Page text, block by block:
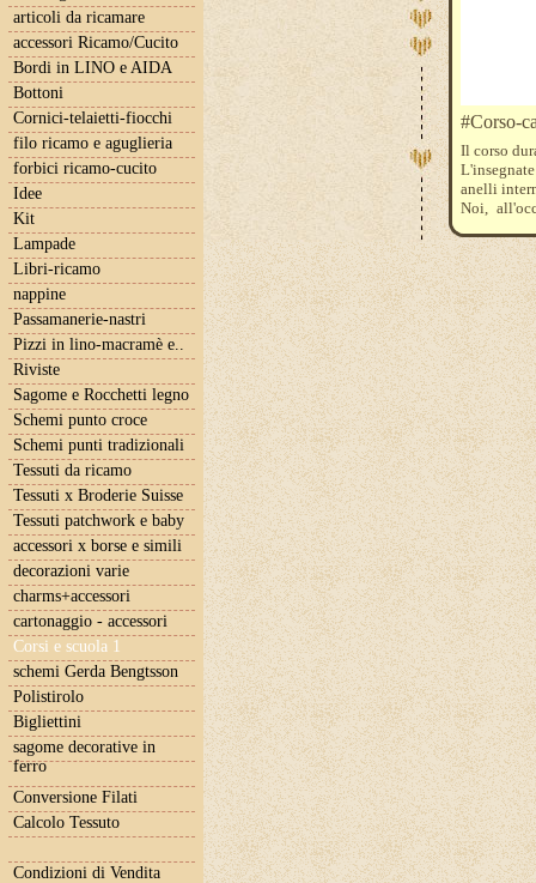
articoli da ricamare
accessori Ricamo/Cucito
Bordi in LINO e AIDA
Bottoni
Cornici-telaietti-fiocchi
filo ricamo e aguglieria
forbici ricamo-cucito
Idee
Kit
Lampade
Libri-ricamo
nappine
Passamanerie-nastri
Pizzi in lino-macramè e..
Riviste
Sagome e Rocchetti legno
Schemi punto croce
Schemi punti tradizionali
Tessuti da ricamo
Tessuti x Broderie Suisse
Tessuti patchwork e baby
accessori x borse e simili
decorazioni varie
charms+accessori
cartonaggio - accessori
Corsi e scuola 1
schemi Gerda Bengtsson
Polistirolo
Bigliettini
sagome decorative in
ferro
Conversione Filati
Calcolo Tessuto
Condizioni di Vendita
#Corso-
Il corso
anelli
Noi,
Tessuto,
il nostro
Per
I corsi
di un
Il costo